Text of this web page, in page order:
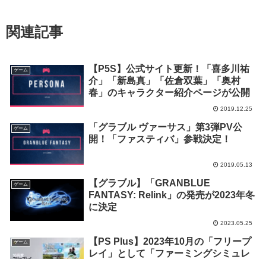
関連記事
ゲーム
【P5S】公式サイト更新！「喜多川祐
介」「新島真」「佐倉双葉」「奥村
春」のキャラクター紹介ページが公開
2019.12.25
ゲーム
「グラブル ヴァーサス」第3弾PV公
開！「ファスティバ」参戦決定！
2019.05.13
ゲーム
【グラブル】「GRANBLUE
FANTASY: Relink」の発売が2023年冬
に決定
2023.05.25
ゲーム
【PS Plus】2023年10月の「フリープ
レイ」として「ファーミングシミュレ